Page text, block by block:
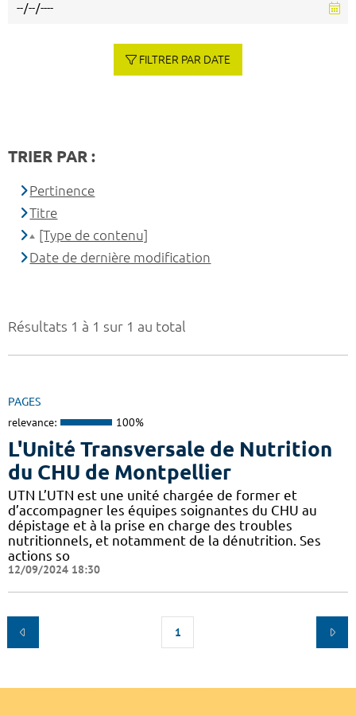
Résultats 1 à 1 sur 1 au total
PAGES
relevance: 100%
L'Unité Transversale de Nutrition
du CHU de Montpellier
UTN L’UTN est une unité chargée de former et
d’accompagner les équipes soignantes du CHU au
dépistage et à la prise en charge des troubles
nutritionnels, et notamment de la dénutrition. Ses
actions so
12/09/2024 18:30
1
FILTRER PAR DATE
TRIER PAR :
Pertinence
Titre
[Type de contenu]
Date de dernière modification